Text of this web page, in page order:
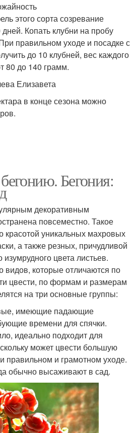
этого сорта созревание
Копать клубни на пробу
правильном уходе и посадке с
до 10 клубней, вес каждого
80 до 140 грамм.
Елизавета
в конце сезона можно
Бегония:
декоративным
повсеместно. Такое
красотой уникальных махровых
а также резных, причудливой
цвета листьев.
видов, которые отличаются по
цвести, по формам и размерам
на три основные группы:
имеющие падающие
времени для спячки.
идеально подходит для
может цвести большую
правильном и грамотном уходе.
обычно высаживают в сад.